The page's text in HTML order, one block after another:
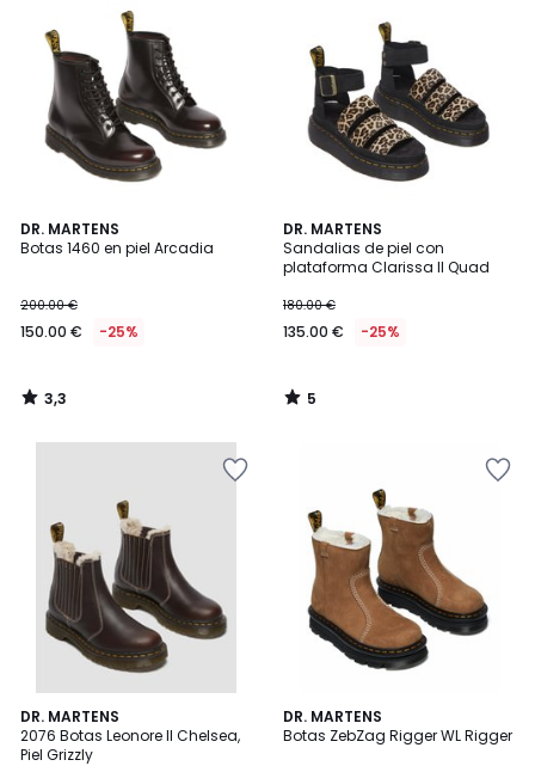
DR. MARTENS
Botas 1460 en piel Arcadia
200.00 €
150.00 € -25%
3,3
/ 5
3,3
/
DR. MARTENS
Sandalias de piel con
plataforma Clarissa II Quad
180.00 €
135.00 € -25%
5
/
5
5
/
DR. MARTENS
2076 Botas Leonore II Chelsea,
Piel Grizzly
5
/
5
DR. MARTENS
Botas ZebZag Rigger WL Rigger